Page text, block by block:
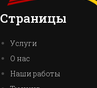
Страницы
Услуги
О нас
Наши работы